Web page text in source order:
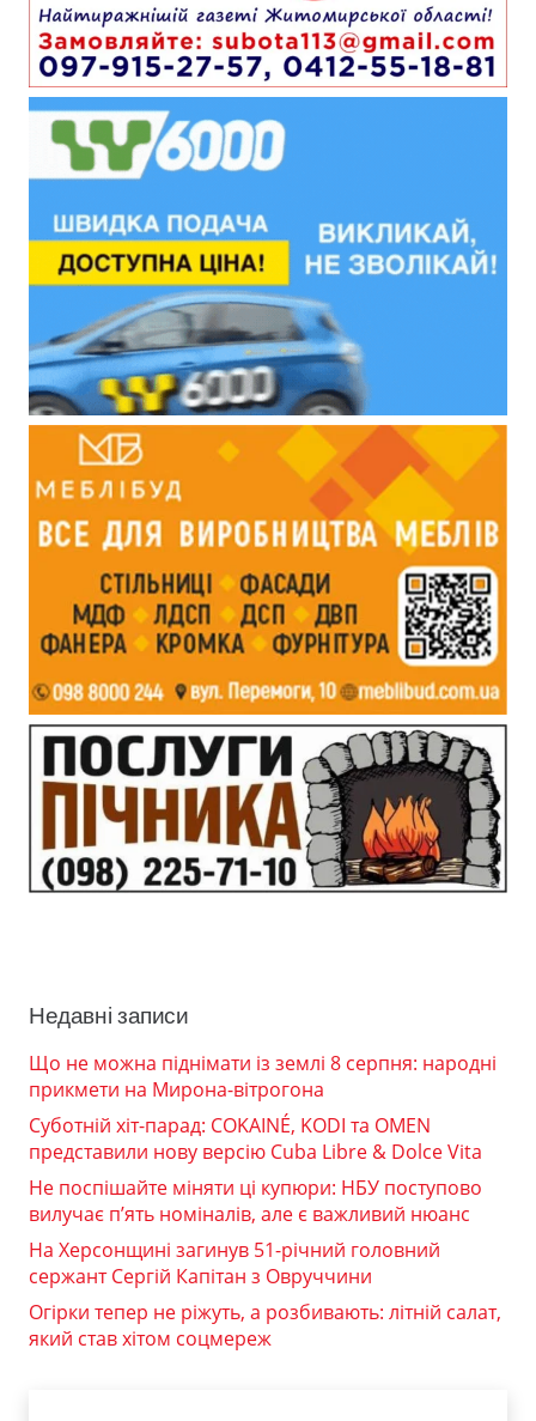
Недавні записи
Що не можна піднімати із землі 8 серпня: народні
прикмети на Мирона-вітрогона
Суботній хіт-парад: COKAINÉ, KODI та OMEN
представили нову версію Cuba Libre & Dolce Vita
Не поспішайте міняти ці купюри: НБУ поступово
вилучає п’ять номіналів, але є важливий нюанс
На Херсонщині загинув 51-річний головний
сержант Сергій Капітан з Овруччини
Огірки тепер не ріжуть, а розбивають: літній салат,
який став хітом соцмереж